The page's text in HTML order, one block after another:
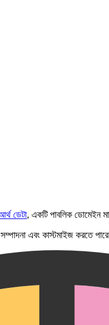
ডেটা, একটি পাবলিক ডোমেইন
সম্পাদনা এবং কাস্টমাইজ করতে